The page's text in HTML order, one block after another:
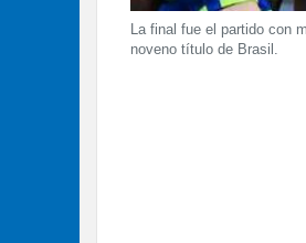
La final fue el partido con
noveno título de Brasil.